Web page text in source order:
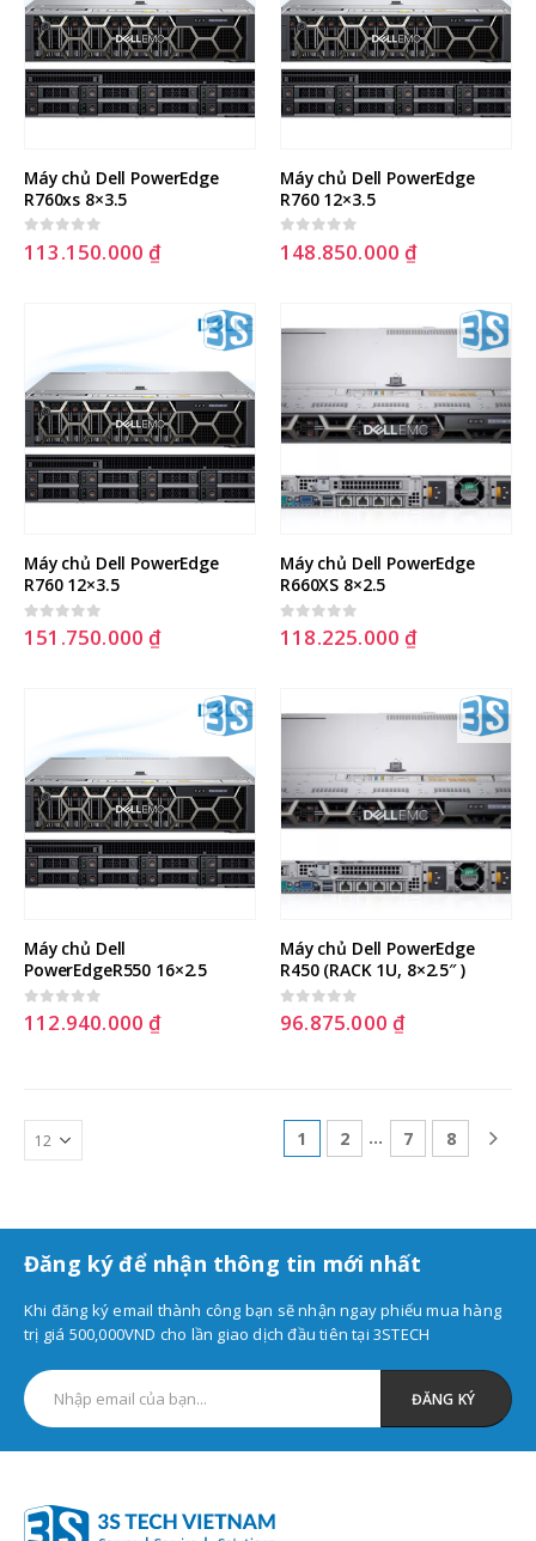
Máy chủ Dell PowerEdge
R760xs 8×3.5
0 out of 5
113.150.000₫
Máy chủ Dell PowerEdge
R760 12×3.5
0 out of 5
148.850.000₫
Máy chủ Dell PowerEdge
R760 12×3.5
0 out of 5
151.750.000₫
Máy chủ Dell PowerEdge
R660XS 8×2.5
0 out of 5
118.225.000₫
Máy chủ Dell
PowerEdgeR550 16×2.5
0 out of 5
112.940.000₫
Máy chủ Dell PowerEdge
R450 (RACK 1U, 8×2.5″ )
0out of 5
96.875.000₫
1 2 … 7 8
Đăng ký để nhận thông tin mới nhất
Khi đăng ký email thành công bạn sẽ nhận ngay phiếu mua hàng
trị giá 500,000VND cho lần giao dịch đầu tiên tại 3STECH